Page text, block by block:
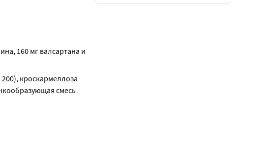
160 мг валсартана и
кроскармеллоза
смесь